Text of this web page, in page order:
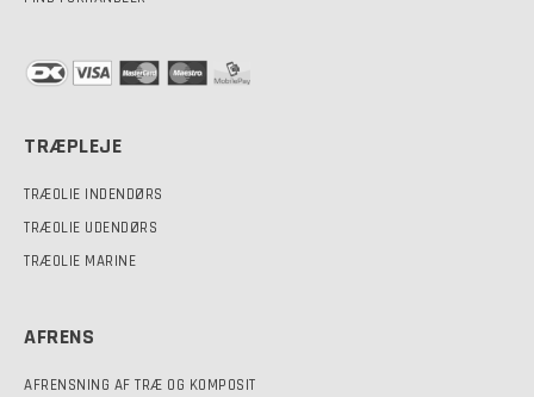
TRÆPLEJE
TRÆOLIE INDENDØRS
TRÆOLIE UDENDØRS
TRÆOLIE MARINE
AFRENS
AFRENSNING AF TRÆ OG KOMPOSIT